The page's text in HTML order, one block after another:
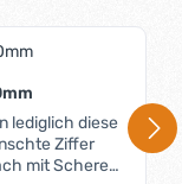
lediglich diese
Ziffer
mit Schere